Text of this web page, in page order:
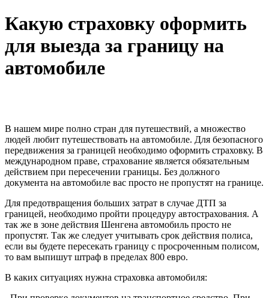
Какую страховку оформить
для выезда за границу на
автомобиле
В нашем мире полно стран для путешествий, а множество
людей любит путешествовать на автомобиле. Для безопасного
передвижения за границей необходимо оформить страховку. В
международном праве, страхование является обязательным
действием при пересечении границы. Без должного
документа на автомобиле вас просто не пропустят на границе.
Для предотвращения больших затрат в случае ДТП за
границей, необходимо пройти процедуру автострахования. А
так же в зоне действия Шенгена автомобиль просто не
пропустят. Так же следует учитывать срок действия полиса,
если вы будете пересекать границу с просроченным полисом,
то вам выпишут штраф в пределах 800 евро.
В каких ситуациях нужна страховка автомобиля: